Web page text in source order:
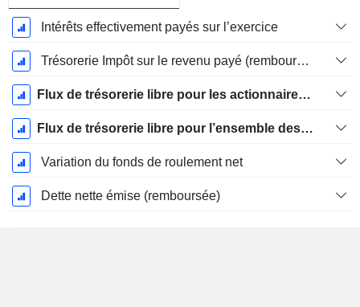
Intérêts effectivement payés sur l’exercice
Trésorerie Impôt sur le revenu payé (remboursement)Impôt effectivement payé (remboursé) sur l’exercice
Flux de trésorerie libre pour les actionnaires FCFE
Flux de trésorerie libre pour l’ensemble des pourvoyeurs de fonds (créanciers et actionnaires) FCFF
Variation du fonds de roulement net
Dette nette émise (remboursée)